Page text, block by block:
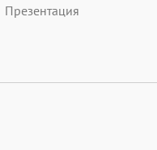
Презентация